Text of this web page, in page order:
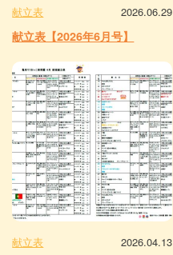
献立表 2026.06.29
献立表【2026年6月号】
献立表 2026.04.13